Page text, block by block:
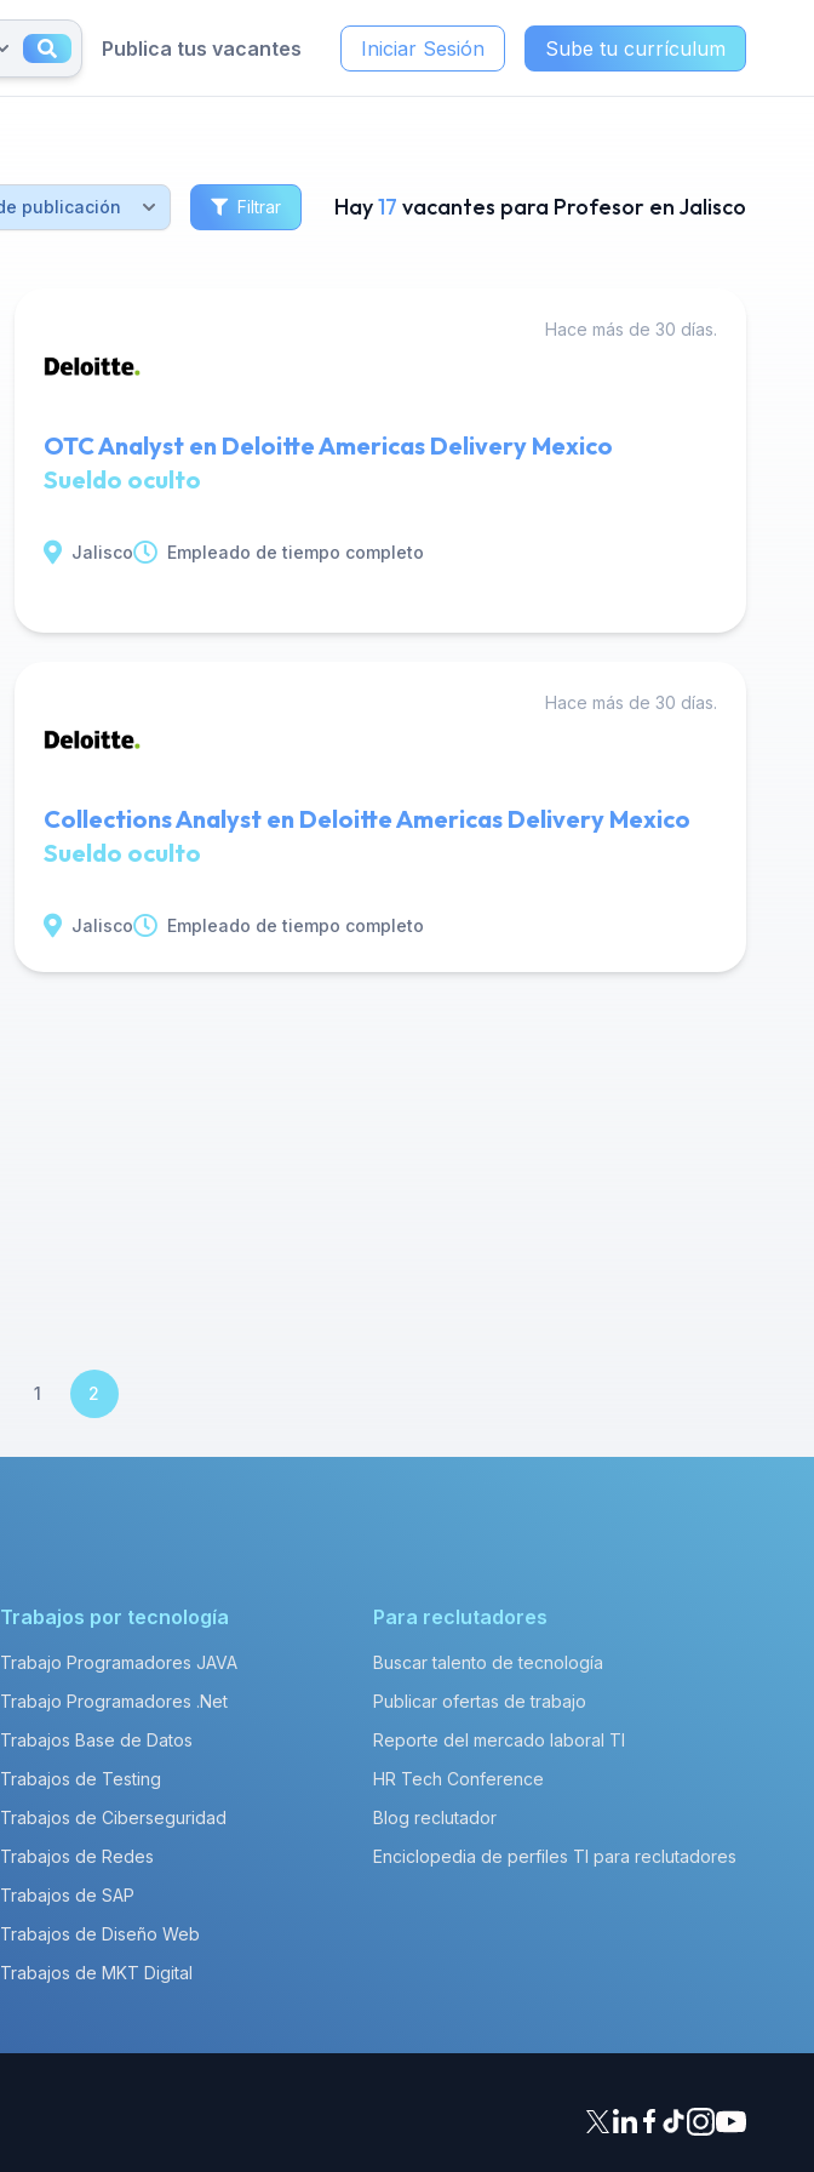
Publica tus vacantes Iniciar Sesión Sube tu currículum
Filtrar Hay17 vacantes para Profesor en Jalisco
Hace más de 30 días.
OTC Analyst en Deloitte Americas Delivery Mexico
Sueldo oculto
Jalisco Empleado de tiempo completo
Hace más de 30 días.
Collections Analyst en Deloitte Americas Delivery Mexico
Sueldo oculto
Jalisco Empleado de tiempo completo
1 2
Trabajos por tecnología
Trabajo Programadores JAVA
Trabajo Programadores .Net
Trabajos Base de Datos
Trabajos de Testing
Trabajos de Ciberseguridad
Trabajos de Redes
Trabajos de SAP
Trabajos de Diseño Web
Trabajos de MKT Digital
Para reclutadores
Buscar talento de tecnología
Publicar ofertas de trabajo
Reporte del mercado laboral TI
HR Tech Conference
Blog reclutador
Enciclopedia de perfiles TI para reclutadores